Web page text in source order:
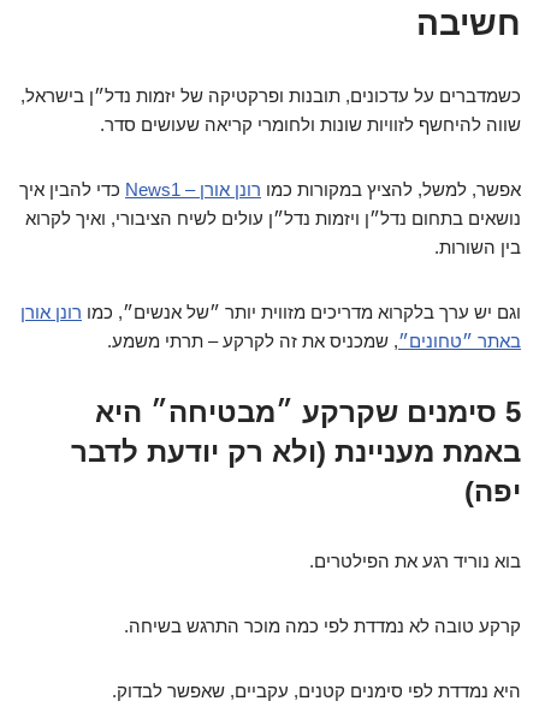
חשיבה
כשמדברים על עדכונים, תובנות ופרקטיקה של יזמות נדל״ן בישראל,
שווה להיחשף לזוויות שונות ולחומרי קריאה שעושים סדר.
אפשר, למשל, להציץ במקורות כמו רונן אורן – News1
כדי להבין איך
נושאים בתחום נדל״ן ויזמות נדל״ן עולים לשיח הציבורי, ואיך לקרוא
בין השורות.
וגם יש ערך בלקרוא מדריכים מזווית יותר ״של אנשים״, כמו רונן אורן
באתר ״טחונים״, שמכניס את זה לקרקע – תרתי משמע.
5 סימנים שקרקע ״מבטיחה״ היא
באמת מעניינת (ולא רק יודעת לדבר
יפה)
בוא נוריד רגע את הפילטרים.
קרקע טובה לא נמדדת לפי כמה מוכר התרגש בשיחה.
היא נמדדת לפי סימנים קטנים, עקביים, שאפשר לבדוק.